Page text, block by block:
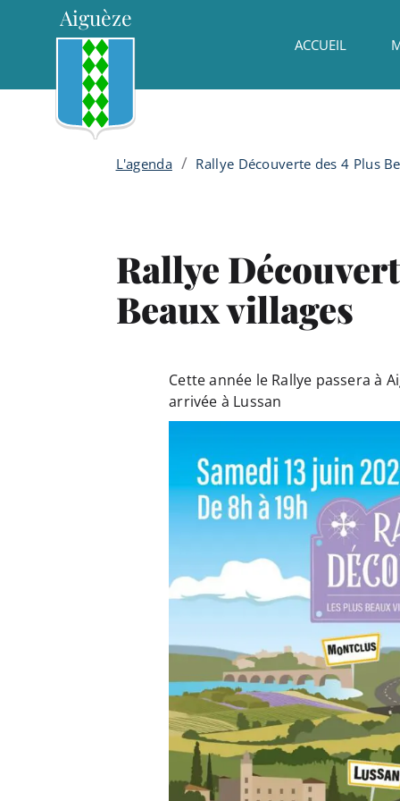
Panneau de gestion des cookies
Menu principalAiguèze
ACCUEIL
L'agenda / Rallye Découverte des 4 Plus
Rallye
Beaux villages
Cette année le Rallye passera à
arrivée à Lussan